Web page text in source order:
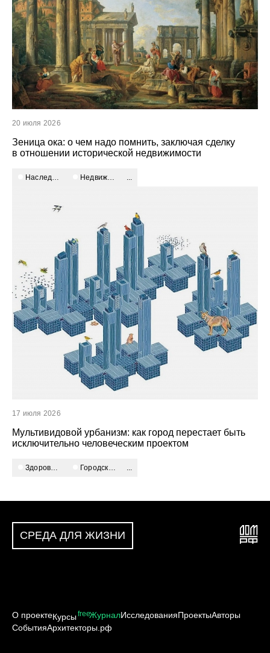
20 июля 2026
Зеница ока: о чем надо помнить, заключая сделку
в отношении исторической недвижимости
наследие и идентичность недвижимость и девелопмент ...
17 июля 2026
Мультивидовой урбанизм: как город перестает быть
исключительно человеческим проектом
Здоровый город городское развитие ...
СРЕДА ДЛЯ ЖИЗНИ
О проектеКурсыfreeЖурналИсследованияПроектыАвторы
СобытияАрхитекторы.рф